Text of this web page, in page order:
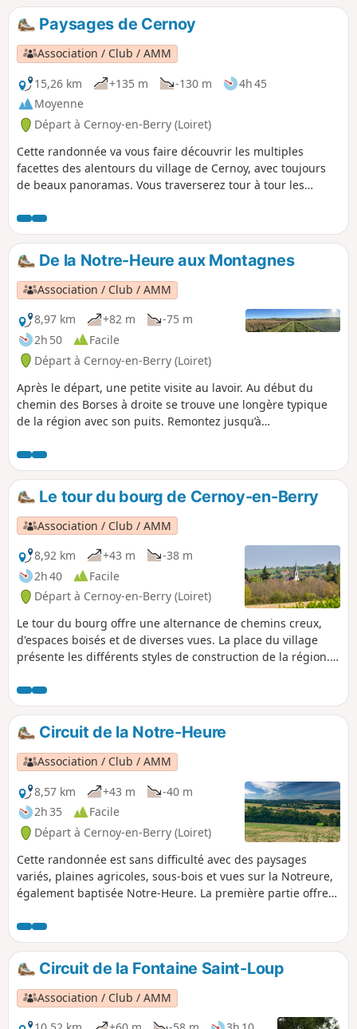
Paysages de Cernoy
Association / Club / AMM
15,26 km
+135 m -130 m
4h 45
Moyenne
Départ à Cernoy-en-Berry (Loiret)
Cette randonnée va vous faire découvrir les multiples
facettes des alentours du village de Cernoy, avec toujours
de beaux panoramas. Vous traverserez tour à tour les
monterez jusqu'aux montagnes avec de très belles vues sur
le Pays Fort et le village. Vous terminerez par un chemin
ombragé jusqu'à la Fontaine Saint-Loup et sa légende.
De la Notre-Heure aux Montagnes
Association / Club / AMM
8,97 km
+82 m
-75 m
2h 50
Facile
Départ à Cernoy-en-Berry (Loiret)
Après le départ, une petite visite au lavoir. Au début du
chemin des Borses à droite se trouve une longère typique
de la région avec son puits. Remontez jusqu’à
découvrirez de très beaux panoramas sur la vallée, puis sur
les collines du Pays Fort. Vous redescendrez jusqu’à la
Notreure (ou Notre-Heure) via les femes des Bondonnières.
Le tour du bourg de Cernoy-en-Berry
Association / Club / AMM
8,92 km
+43 m
-38 m
2h 40
Facile
Départ à Cernoy-en-Berry (Loiret)
Le tour du bourg offre une alternance de chemins creux,
d'espaces boisés et de diverses vues. La place du village
présente les différents styles de construction de la région. A
trouve une longère typique de la région avec son puits qui
servait au four à chaux, voisin d'une carrière de marne,
dont les matériaux avaient servi à la construction de l'église.
Circuit de la Notre-Heure
Association / Club / AMM
8,57 km
+43 m
-40 m
2h 35
Facile
Départ à Cernoy-en-Berry (Loiret)
Cette randonnée est sans difficulté avec des paysages
variés, plaines agricoles, sous-bois et vues sur la Notreure,
également baptisée Notre-Heure. La première partie offre
de la randonnée on peut voir perdreaux, faisans,
chevreuils, sangliers, renard, à condition d'être silencieux.
Circuit de la Fontaine Saint-Loup
Association / Club / AMM